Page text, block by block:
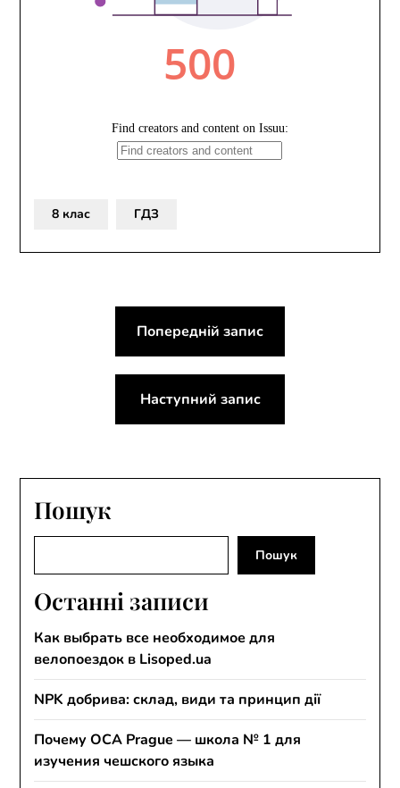
8 клас ГДЗ
Навігація
Попередній запис
Наступний запис
Пошук
Пошук
Останні записи
Как выбрать все необходимое для
велопоездок в Lisoped.ua
NPK добрива: склад, види та принцип дії
Почему OCA Prague — школа № 1 для
изучения чешского языка